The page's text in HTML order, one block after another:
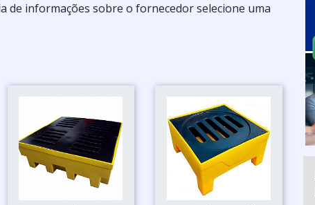
de informações sobre o fornecedor selecione uma